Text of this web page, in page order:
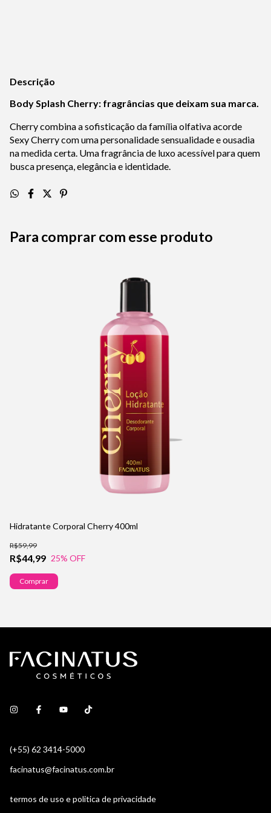
Descrição
Body Splash Cherry: fragrâncias que deixam sua marca.
Cherry combina a sofisticação da família olfativa acorde
Sexy Cherry com uma personalidade sensualidade e ousadia
na medida certa. Uma fragrância de luxo acessível para quem
busca presença, elegância e identidade.
Para comprar com esse produto
Hidratante Corporal Cherry 400ml
R$44,99
R$59,99
25% OFF
(+55) 62 3414-5000
facinatus@facinatus.com.br
termos de uso e politica de privacidade